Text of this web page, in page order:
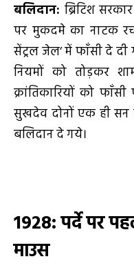
बलिदान: ब्रिटिश
पर मुकदमे का नाटक
सेंट्रल जेल’ में फाँसी दे
नियमों को तोड़कर
क्रांतिकारियों को
सुखदेव दोनों एक ही
बलिदान दे गये।
1928:पर्दे पर
माउस